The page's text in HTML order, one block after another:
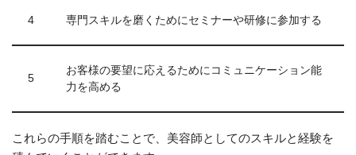
4 専門スキルを磨くためにセミナーや研修に参加する
5
お客様の要望に応えるためにコミュニケーション能
力を高める
これらの手順を踏むことで、美容師としてのスキルと経験を